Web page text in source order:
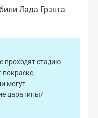
Лада Гранта
проходят стадию
покраске,
могут
царапины/